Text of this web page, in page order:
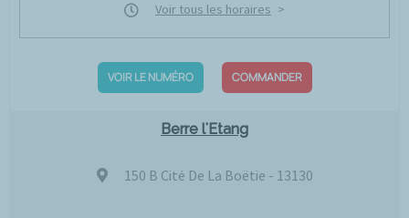
Voir tous les horaires
VOIR LE NUMÉRO COMMANDER
Berre l'Etang
150 B Cité De La Boëtie - 13130